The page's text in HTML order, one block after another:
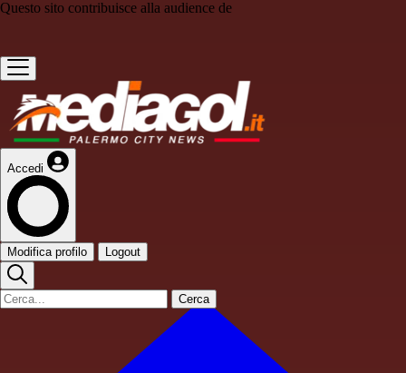
Questo sito contribuisce alla audience de
Accedi
Modifica profilo Logout
Cerca